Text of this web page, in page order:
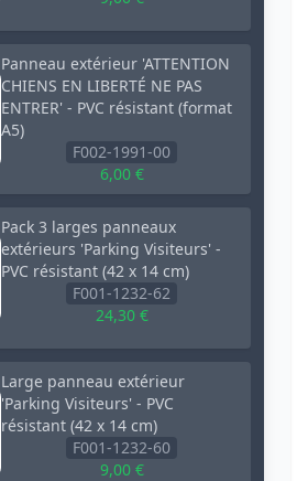
Panneau extérieur 'ATTENTION
CHIENS EN LIBERTÉ NE PAS
ENTRER' - PVC résistant (format
A5)
F002-1991-00
6,00 €
Pack 3 larges panneaux
extérieurs 'Parking Visiteurs' -
PVC résistant (42 x 14 cm)
F001-1232-62
24,30 €
Large panneau extérieur
'Parking Visiteurs' - PVC
résistant (42 x 14 cm)
F001-1232-60
9,00 €